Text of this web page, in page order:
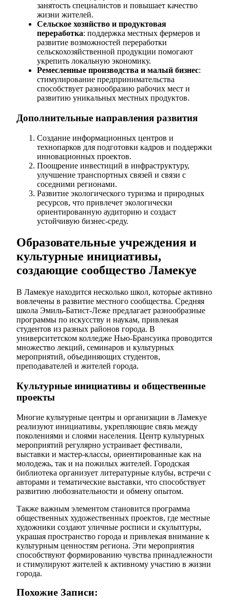
занятость специалистов и повышает качество
жизни жителей.
Сельское хозяйство и продуктовая
переработка: поддержка местных фермеров и
развитие возможностей переработки
сельскохозяйственной продукции помогают
укрепить локальную экономику.
Ремесленные производства и малый бизнес:
стимулирование предпринимательства
способствует разнообразию рабочих мест и
развитию уникальных местных продуктов.
Дополнительные направления развития
Создание информационных центров и
технопарков для подготовки кадров и поддержки
инновационных проектов.
Поощрение инвестиций в инфраструктуру,
улучшение транспортных связей и связи с
соседними регионами.
Развитие экологического туризма и природных
ресурсов, что привлечет экологически
ориентированную аудиторию и создаст
устойчивую бизнес-среду.
Образовательные учреждения и
культурные инициативы,
создающие сообщество Ламекуе
В Ламекуе находится несколько школ, которые активно
вовлечены в развитие местного сообщества. Средняя
школа Эмиль-Батист-Леже предлагает разнообразные
программы по искусству и наукам, привлекая
студентов из разных районов города. В
университетском колледже Нью-Брансуика проводится
множество лекций, семинаров и культурных
мероприятий, объединяющих студентов,
преподавателей и жителей города.
Культурные инициативы и общественные
проекты
Многие культурные центры и организации в Ламекуе
реализуют инициативы, укрепляющие связь между
поколениями и слоями населения. Центр культурных
мероприятий регулярно устраивает фестивали,
выставки и мастер-классы, ориентированные как на
молодежь, так и на пожилых жителей. Городская
библиотека организует литературные клубы, встречи с
авторами и тематические выставки, что способствует
развитию любознательности и обмену опытом.
Также важным элементом становится программа
общественных художественных проектов, где местные
художники создают уличные росписи и скульптуры,
украшая пространство города и привлекая внимание к
культурным ценностям региона. Эти мероприятия
способствуют формированию чувства принадлежности
и стимулируют жителей к активному участию в жизни
города.
Похожие Записи: